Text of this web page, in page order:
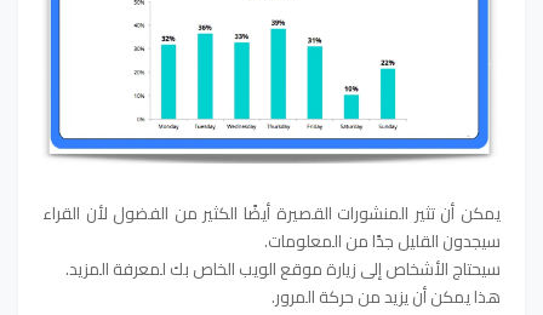
يمكن أن تثير المنشورات القصيرة أيضًا الكثير من الفضول لأن القراء
سيجدون القليل جدًا من المعلومات.
سيحتاج الأشخاص إلى زيارة موقع الويب الخاص بك لمعرفة المزيد.
هذا يمكن أن يزيد من حركة المرور.